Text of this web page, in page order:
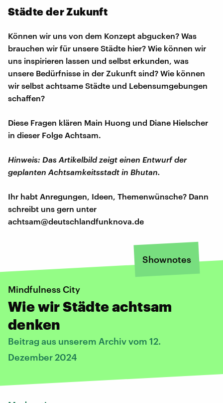
Städte der Zukunft
Können wir uns von dem Konzept abgucken? Was
brauchen wir für unsere Städte hier? Wie können wir
uns inspirieren lassen und selbst erkunden, was
unsere Bedürfnisse in der Zukunft sind? Wie können
wir selbst achtsame Städte und Lebensumgebungen
schaffen?
Diese Fragen klären Main Huong und Diane Hielscher
in dieser Folge Achtsam.
Hinweis: Das Artikelbild zeigt einen Entwurf der
geplanten Achtsamkeitsstadt in Bhutan.
Ihr habt Anregungen, Ideen, Themenwünsche? Dann
schreibt uns gern unter
achtsam@deutschlandfunknova.de
Shownotes
Mindfulness City
Wie wir Städte achtsam
denken
Beitrag aus unserem Archiv vom 12.
Dezember 2024